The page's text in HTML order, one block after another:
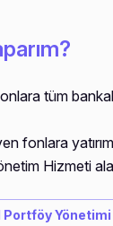
tüm
fonlara
Hizmeti
Portföy Yönetimi